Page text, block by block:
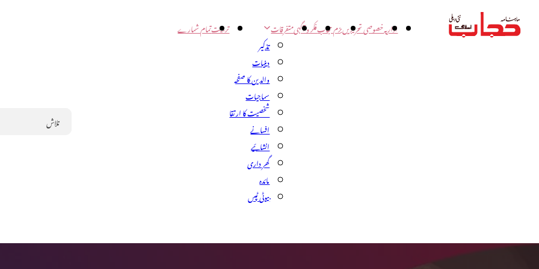
اداریہخصوصی تحریریںبزم حجابفکر و آگہیمتفرقات
تذکیر
دینیات
والدین کا صفحہ
سماجیات
شخصیت کا ارتقا
افسانے
انشائیے
گھر داری
مائدہ
بیوٹی ٹپس
تربیتتمام شمارے
Search